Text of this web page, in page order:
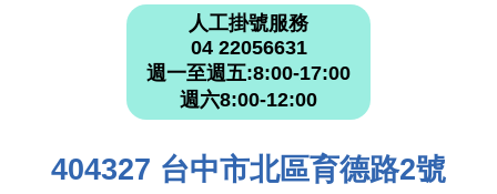
人工掛號服務
04 22056631
週一至週五:8:00-17:00
週六8:00-12:00
404327 台中市北區育德路2號